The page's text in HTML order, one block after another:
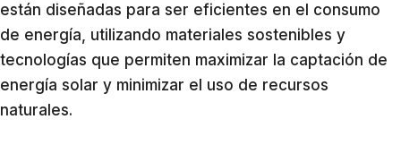
están diseñadas para ser eficientes en el consumo
de energía, utilizando materiales sostenibles y
tecnologías que permiten maximizar la captación de
energía solar y minimizar el uso de recursos
naturales.